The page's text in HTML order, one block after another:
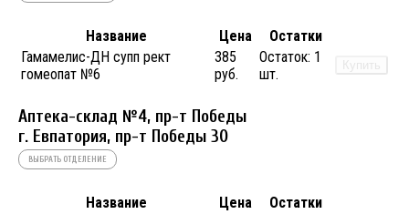
Название Цена
Остатки
Гамамелис-ДН супп рект
гомеопат №6
385
руб.
Остаток: 1
шт.
Купить
Аптека-склад №4, пр-т Победы
г. Евпатория, пр-т Победы 30
ВЫБРАТЬ ОТДЕЛЕНИЕ
Название Цена
Остатки